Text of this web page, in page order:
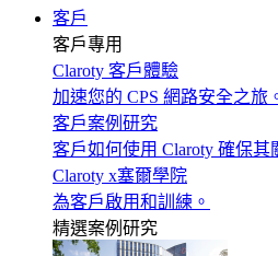
客戶
客戶專用
Claroty 客戶體驗
加速您的 CPS 網路安全之旅
客戶案例研究
客戶如何使用 Claroty 確保其
Claroty x塞爾學院
為客戶啟用和訓練。
精選案例研究